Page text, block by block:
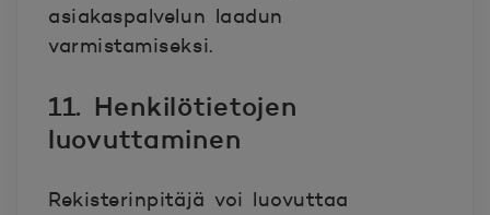
asiakaspalvelun laadun
varmistamiseksi.
11. Henkilötietojen
luovuttaminen
Rekisterinpitäjä voi luovuttaa